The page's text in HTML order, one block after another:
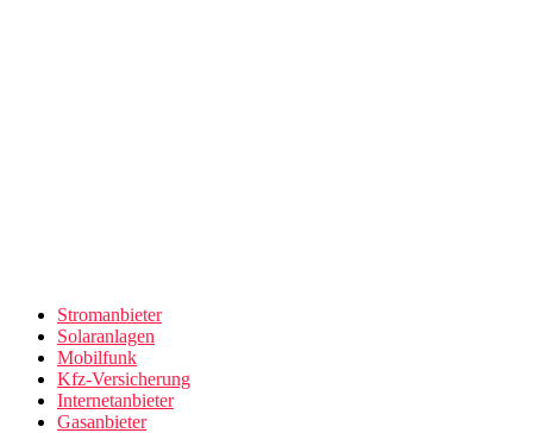
Stromanbieter
Solaranlagen
Mobilfunk
Kfz-Versicherung
Internetanbieter
Gasanbieter